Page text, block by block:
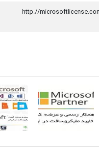
http://